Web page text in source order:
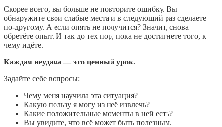
Скорее всего, вы больше не повторите ошибку. Вы
обнаружите свои слабые места и в следующий раз сделаете
по-другому. А если опять не получится? Значит, снова
обретёте опыт. И так до тех пор, пока не достигнете того, к
чему идёте.
Каждая неудача — это ценный урок.
Задайте себе вопросы:
Чему меня научила эта ситуация?
Какую пользу я могу из неё извлечь?
Какие положительные моменты в ней есть?
Вы увидите, что всё может быть полезным.